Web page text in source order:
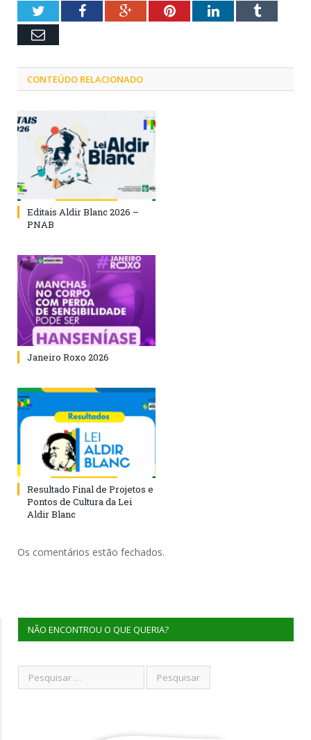
TwitterFacebookGoogle+PinterestLinkedInTumblr
Email
CONTEÚDO RELACIONADO
Editais Aldir Blanc 2026 –
PNAB
Janeiro Roxo 2026
Resultado Final de Projetos e
Pontos de Cultura da Lei
Aldir Blanc
Os comentários estão fechados.
NÃO ENCONTROU O QUE QUERIA?